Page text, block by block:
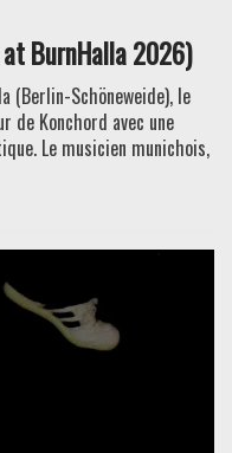
BurnHalla 2026)
(Berlin-Schöneweide), le
de Konchord avec une
Le musicien munichois,